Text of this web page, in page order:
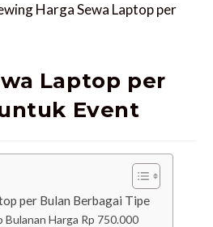
Laptop per
Event
per Bulan Berbagai Tipe
Bulanan Harga Rp 750.000